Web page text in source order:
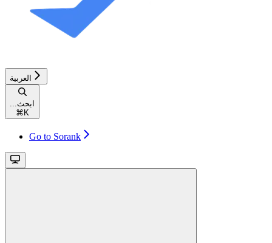
العربية
...ابحث
⌘ K
Go to Sorank